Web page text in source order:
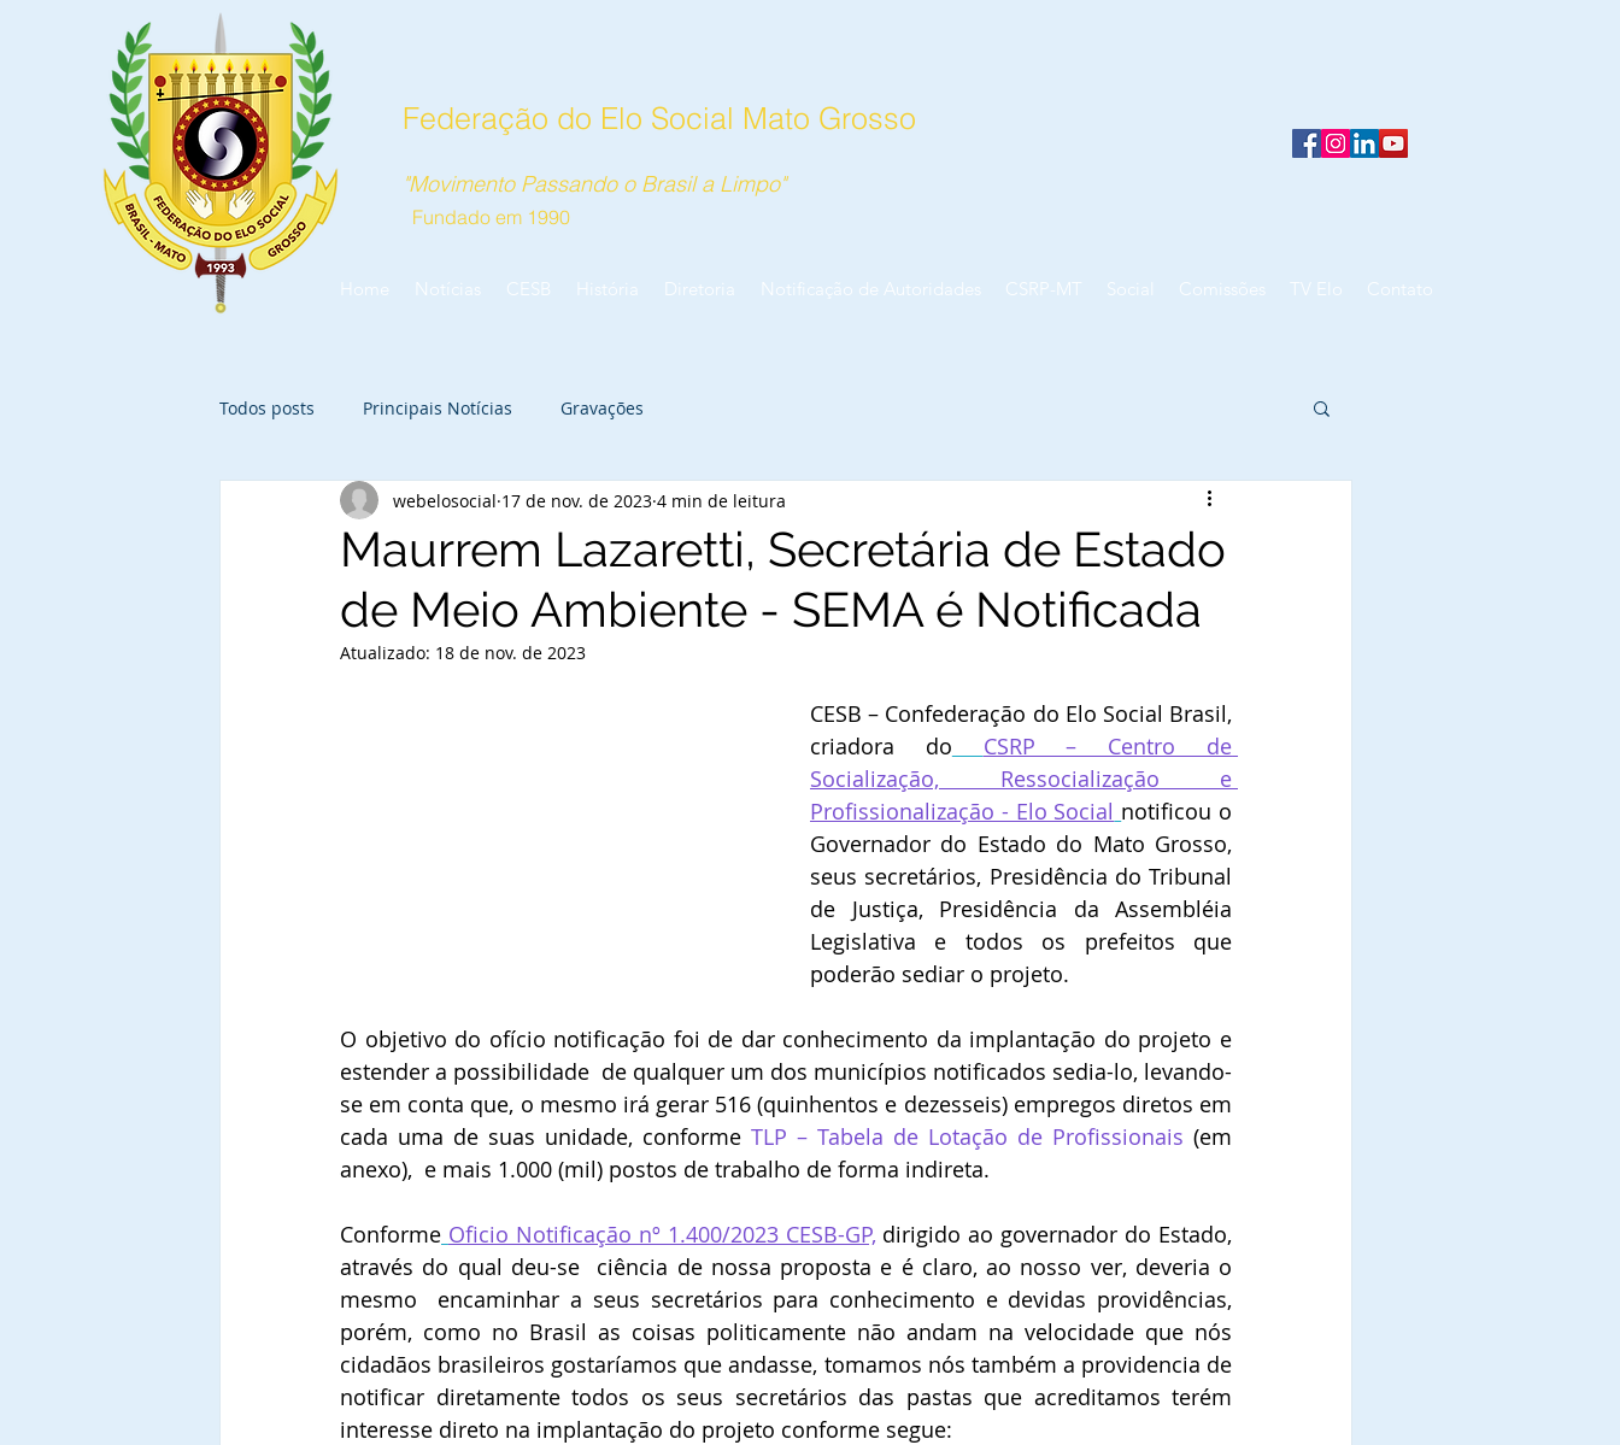
Federação do Elo Social Mato Grosso
"Movimento Passando o Brasil a Limpo"
Fundado em 1990
Home Notícias CESB História Diretoria Notificação de Autoridades CSRP-MT Social Comissões TV Elo Contato
Todos posts Principais Notícias Gravações
Maurrem Lazaretti, Secretária de Estado
de Meio Ambiente - SEMA é Notificada
webelosocial 17 de nov. de 2023 4 min de leitura
Atualizado: 18 de nov. de 2023
CESB – Confederação do Elo Social Brasil,
criadora do
CSRP – Centro de
Socialização, Ressocialização e
Profissionalização - Elo Social notificou o
Governador do Estado do Mato Grosso,
seus secretários, Presidência do Tribunal
de Justiça, Presidência da Assembléia
Legislativa e todos os prefeitos que
poderão sediar o projeto.
O objetivo do ofício notificação foi de dar conhecimento da implantação do projeto e
estender a possibilidade  de qualquer um dos municípios notificados sedia-lo, levando-
se em conta que, o mesmo irá gerar 516 (quinhentos e dezesseis) empregos diretos em
cada uma de suas unidade, conforme TLP – Tabela de Lotação de Profissionais (em
anexo),  e mais 1.000 (mil) postos de trabalho de forma indireta.
Conforme Oficio Notificação nº 1.400/2023 CESB-GP, dirigido ao governador do Estado,
através do qual deu-se  ciência de nossa proposta e é claro, ao nosso ver, deveria o
mesmo  encaminhar a seus secretários para conhecimento e devidas providências,
porém, como no Brasil as coisas politicamente não andam na velocidade que nós
cidadãos brasileiros gostaríamos que andasse, tomamos nós também a providencia de
notificar diretamente todos os seus secretários das pastas que acreditamos terém
interesse direto na implantação do projeto conforme segue: